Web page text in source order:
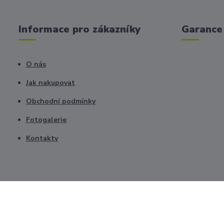
Informace pro zákazníky
O nás
Jak nakupovat
Obchodní podmínky
Fotogalerie
Kontakty